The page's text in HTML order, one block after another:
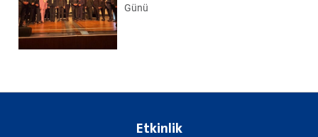
Günü
Etkinlik